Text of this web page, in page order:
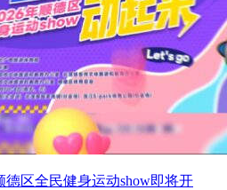
德区全民健身运动show即将开